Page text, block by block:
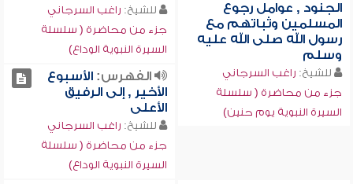
الجنود , عوامل رجوع
المسلمين وثباتهم مع
رسول الله صلى الله عليه
وسلم
للشيخ: راغب السرجاني
جزء من محاضرة ( سلسلة
السيرة النبوية يوم حنين)
للشيخ: راغب السرجاني
جزء من محاضرة ( سلسلة
السيرة النبوية الوداع)
الفهرس:الأسبوع
الأخير , إلى الرفيق
الأعلى
للشيخ: راغب السرجاني
جزء من محاضرة ( سلسلة
السيرة النبوية الوداع)